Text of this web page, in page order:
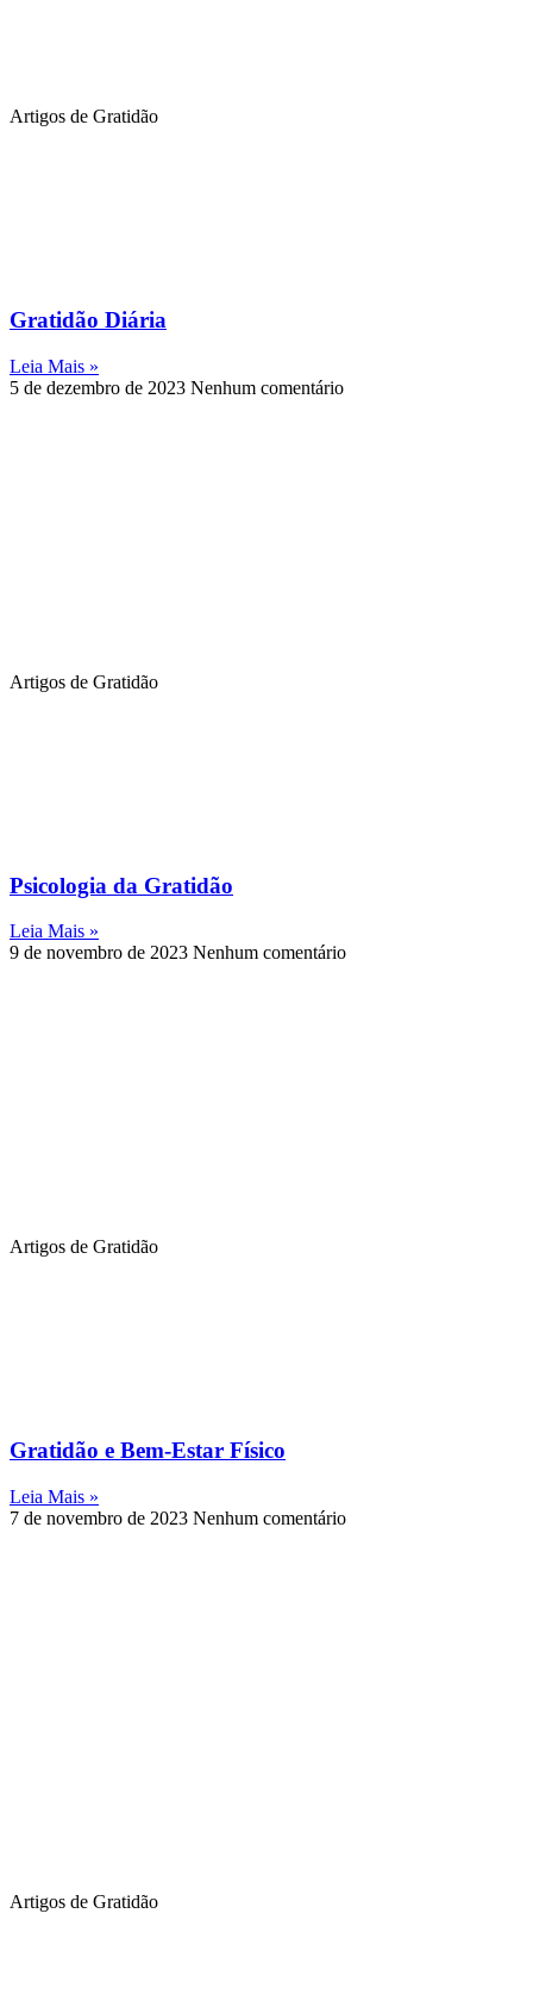
Artigos de Gratidão
Gratidão Diária
Leia Mais »
5 de dezembro de 2023 Nenhum comentário
Artigos de Gratidão
Psicologia da Gratidão
Leia Mais »
9 de novembro de 2023 Nenhum comentário
Artigos de Gratidão
Gratidão e Bem-Estar Físico
Leia Mais »
7 de novembro de 2023 Nenhum comentário
Artigos de Gratidão